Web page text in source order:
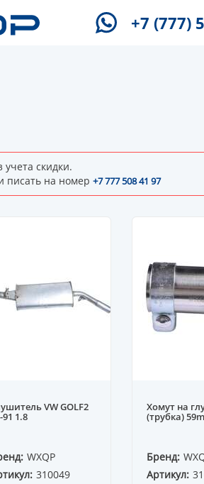
+7 (777)
скидки.
писать на номер +7 777 508 41 97
VW GOLF2
91 1.8
WXQP
310049
Хомут на
(трубка)
Бренд:
Артикул: